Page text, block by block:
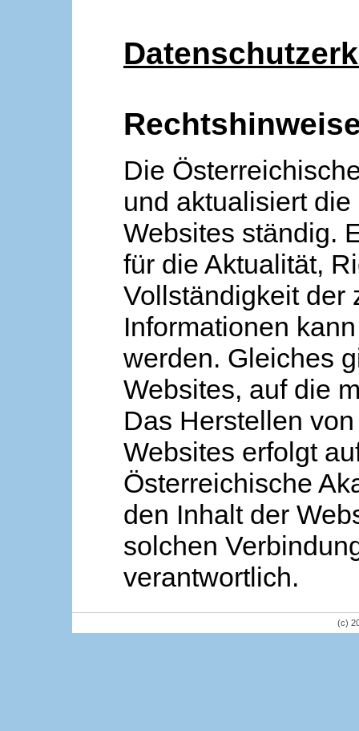
Die
und aktualisiert
Websites ständig.
für die Aktualität,
Vollständigkeit der
Informationen
werden. Gleiches
Websites, auf die
Das Herstellen
Websites erfolgt
Österreichische
den Inhalt der
solchen
verantwortlich.
(c)